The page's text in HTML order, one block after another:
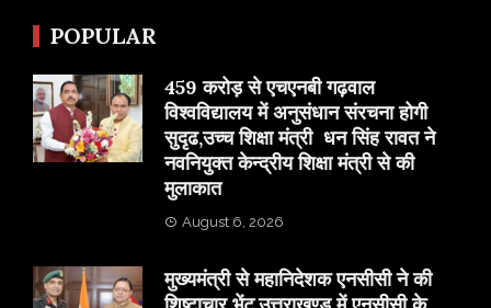
POPULAR
459 करोड़ से एचएनबी गढ़वाल
विश्वविद्यालय में अनुसंधान संरचना होगी
सुदृढ,उच्च शिक्षा मंत्री धन सिंह रावत ने
नवनियुक्त केन्द्रीय शिक्षा मंत्री से की
मुलाकात
August 6, 2026
मुख्यमंत्री से महानिदेशक एनसीसी ने की